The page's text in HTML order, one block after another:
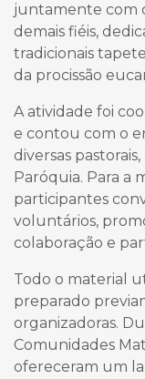
juntamente com
demais fiéis,
tradicionais
da procissão
A atividade foi
e contou com o
diversas
Paróquia. Para a
participantes
voluntários,
colaboração e
Todo o material
preparado
organizadoras.
Comunidades
ofereceram um